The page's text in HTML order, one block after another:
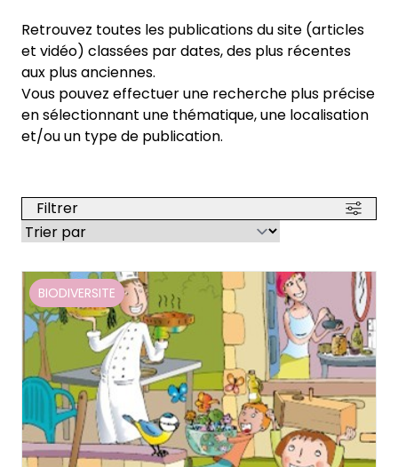
Retrouvez toutes les publications du site (articles
et vidéo) classées par dates, des plus récentes
aux plus anciennes.
Vous pouvez effectuer une recherche plus précise
en sélectionnant une thématique, une localisation
et/ou un type de publication.
Filtrer
BIODIVERSITE